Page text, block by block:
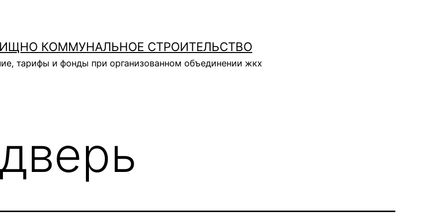
КОММУНАЛЬНОЕ СТРОИТЕЛЬСТВО
тарифы и фонды при организованном объединении жкх
дверь